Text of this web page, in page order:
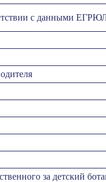
с данными
за детский